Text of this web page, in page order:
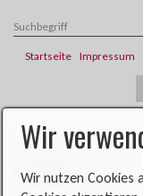
Startseite Impressum
​​​​Katholische Pfarrei
Steinweg 6
46419 Isselburg
Wir
Wir nutzen Cookies